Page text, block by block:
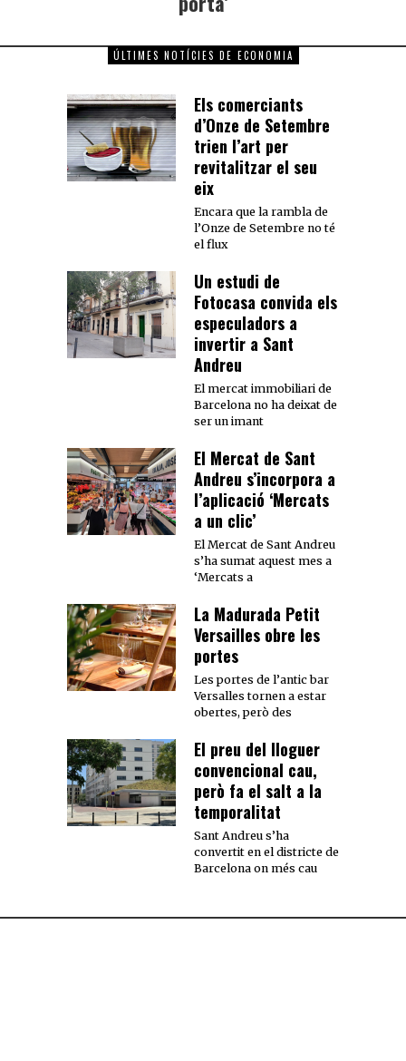
ÚLTIMES NOTÍCIES DE ECONOMIA
Els comerciants
d’Onze de Setembre
trien l’art per
revitalitzar el seu
eix
Encara que la rambla de
l’Onze de Setembre no té
el flux
Un estudi de
Fotocasa convida els
especuladors a
invertir a Sant
Andreu
El mercat immobiliari de
Barcelona no ha deixat de
ser un imant
El Mercat de Sant
Andreu s’incorpora a
l’aplicació ‘Mercats
a un clic’
El Mercat de Sant Andreu
s’ha sumat aquest mes a
‘Mercats a
La Madurada Petit
Versailles obre les
portes
Les portes de l’antic bar
Versalles tornen a estar
obertes, però des
El preu del lloguer
convencional cau,
però fa el salt a la
temporalitat
Sant Andreu s’ha
convertit en el districte de
Barcelona on més cau